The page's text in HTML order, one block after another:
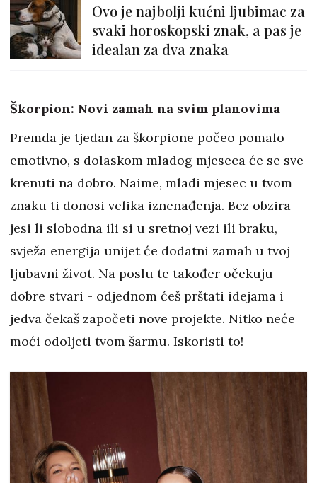
Ovo je najbolji kućni ljubimac za
svaki horoskopski znak, a pas je
idealan za dva znaka
Škorpion: Novi zamah na svim planovima
Premda je tjedan za škorpione počeo pomalo
emotivno, s dolaskom mladog mjeseca će se sve
krenuti na dobro. Naime, mladi mjesec u tvom
znaku ti donosi velika iznenađenja. Bez obzira
jesi li slobodna ili si u sretnoj vezi ili braku,
svježa energija unijet će dodatni zamah u tvoj
ljubavni život. Na poslu te također očekuju
dobre stvari - odjednom ćeš prštati idejama i
jedva čekaš započeti nove projekte. Nitko neće
moći odoljeti tvom šarmu. Iskoristi to!